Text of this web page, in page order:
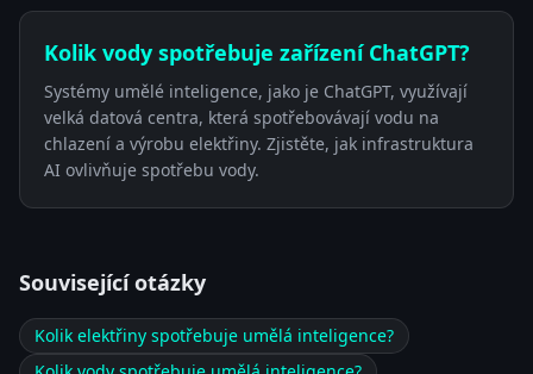
Kolik vody spotřebuje zařízení ChatGPT?
Systémy umělé inteligence, jako je ChatGPT, využívají
velká datová centra, která spotřebovávají vodu na
chlazení a výrobu elektřiny. Zjistěte, jak infrastruktura
AI ovlivňuje spotřebu vody.
Související otázky
Kolik elektřiny spotřebuje umělá inteligence?